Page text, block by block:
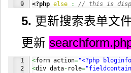
<?php else : // this is
5. 更新搜索表单文
更新
1
2
<form action="<?php
<div data- role=